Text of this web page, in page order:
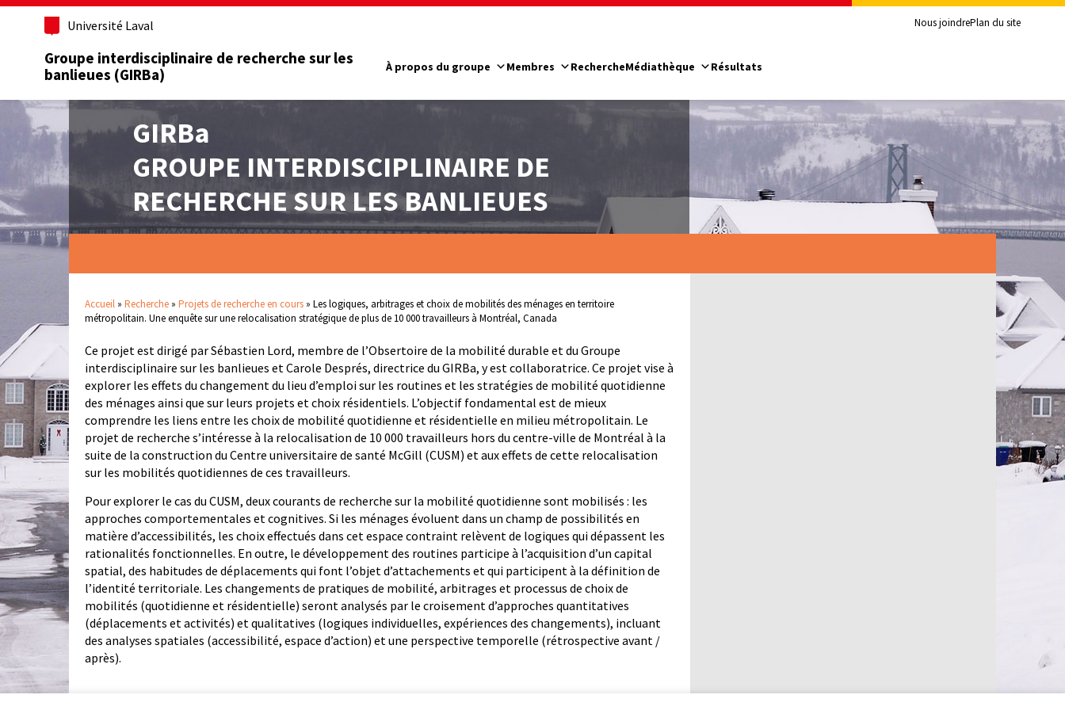
Université Laval Nous joindrePlan du site
Groupe interdisciplinaire de recherche sur les
banlieues (GIRBa)
À propos du groupe Membres RechercheMédiathèque Résultats
GIRBa
GROUPE INTERDISCIPLINAIRE DE
RECHERCHE SUR LES BANLIEUES
Accueil » Recherche » Projets de recherche en cours » Les logiques, arbitrages et choix de mobilités des ménages en territoire
métropolitain. Une enquête sur une relocalisation stratégique de plus de 10 000 travailleurs à Montréal, Canada
Ce projet est dirigé par Sébastien Lord, membre de l’Obsertoire de la mobilité durable et du Groupe
interdisciplinaire sur les banlieues et Carole Després, directrice du GIRBa, y est collaboratrice. Ce projet vise à
explorer les effets du changement du lieu d’emploi sur les routines et les stratégies de mobilité quotidienne
des ménages ainsi que sur leurs projets et choix résidentiels. L’objectif fondamental est de mieux
comprendre les liens entre les choix de mobilité quotidienne et résidentielle en milieu métropolitain. Le
projet de recherche s’intéresse à la relocalisation de 10 000 travailleurs hors du centre-ville de Montréal à la
suite de la construction du Centre universitaire de santé McGill (CUSM) et aux effets de cette relocalisation
sur les mobilités quotidiennes de ces travailleurs.
Pour explorer le cas du CUSM, deux courants de recherche sur la mobilité quotidienne sont mobilisés : les
approches comportementales et cognitives. Si les ménages évoluent dans un champ de possibilités en
matière d’accessibilités, les choix effectués dans cet espace contraint relèvent de logiques qui dépassent les
rationalités fonctionnelles. En outre, le développement des routines participe à l’acquisition d’un capital
spatial, des habitudes de déplacements qui font l’objet d’attachements et qui participent à la définition de
l’identité territoriale. Les changements de pratiques de mobilité, arbitrages et processus de choix de
mobilités (quotidienne et résidentielle) seront analysés par le croisement d’approches quantitatives
(déplacements et activités) et qualitatives (logiques individuelles, expériences des changements), incluant
des analyses spatiales (accessibilité, espace d’action) et une perspective temporelle (rétrospective avant /
après).